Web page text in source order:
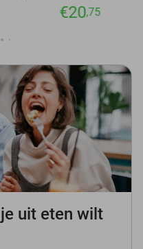
€20,75
uit eten wilt